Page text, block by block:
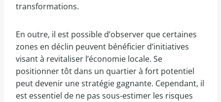
transformations.
En outre, il est possible d’observer que certaines
zones en déclin peuvent bénéficier d’initiatives
visant à revitaliser l’économie locale. Se
positionner tôt dans un quartier à fort potentiel
peut devenir une stratégie gagnante. Cependant, il
est essentiel de ne pas sous-estimer les risques